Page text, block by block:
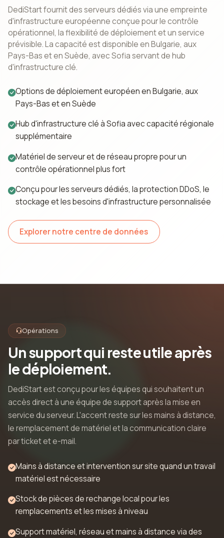
DediStart fournit des serveurs dédiés via une empreinte
d'infrastructure européenne conçue pour le contrôle
opérationnel, la flexibilité de déploiement et un service
prévisible. La capacité est disponible en Bulgarie, aux
Pays-Bas et en Suède, avec Sofia servant de hub
d'infrastructure clé.
Options de déploiement européen en Bulgarie, aux
Pays-Bas et en Suède
Hub d'infrastructure clé à Sofia avec capacité régionale
supplémentaire
Matériel de serveur et de réseau propre pour un
contrôle opérationnel plus fort
Conçu pour les serveurs dédiés, la protection DDoS, le
stockage et les besoins d'infrastructure personnalisée
Explorer notre centre de données
Opérations
Un support qui reste utile après
le déploiement.
DediStart est conçu pour les équipes qui souhaitent un
accès direct à une équipe de support après la mise en
service du serveur. L'accent reste sur les mains à distance,
le remplacement de matériel et la communication claire
par ticket et e-mail.
Mains à distance et intervention sur site quand un travail
matériel est nécessaire
Stock de pièces de rechange local pour les
remplacements et les mises à niveau
Support matériel, réseau et mains à distance via des